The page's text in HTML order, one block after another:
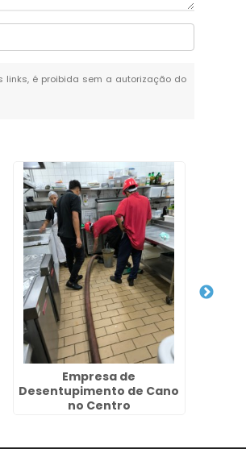
links, é proibida sem a autorização do
Empresa de
Desentupimento de Cano
no Centro